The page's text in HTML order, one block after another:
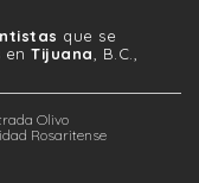
que se
en Tijuana, B.C.,
Olivo
Rosaritense